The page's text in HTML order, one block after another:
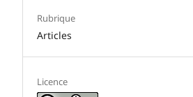
Rubrique
Articles
Licence